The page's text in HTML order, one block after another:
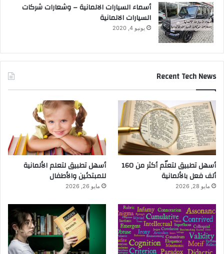
أسماء السيارات الالمانية – وشعارات شركات
السيارات الالمانية
يونيو 4, 2020
Recent Tech News
أسهل تطبيق لتعلّم أكثر من 160
ألف فعل بالألمانية
مايو 28, 2026
أسهل تطبيق لتعلم الألمانية
للمبتدئين والأطفال
مايو 26, 2026